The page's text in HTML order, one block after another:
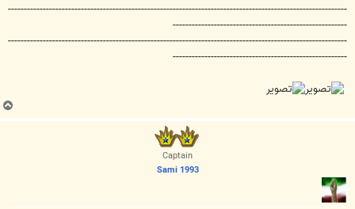
-----------------------------------------------------------------------------------------------------------
-------------------------------------------------------
-----------------------------------------------------------------------------------------------------------
-------------------------------------------------------
ب
ا
Captain
Sami 1993